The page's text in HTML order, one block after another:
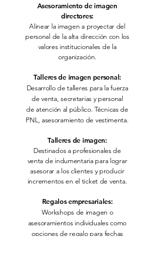
Asesoramiento de imagen
directores:
Alinear la imagen a proyectar del
personal de la alta dirección con los
valores institucionales de la
organización.
Talleres de imagen personal:
Desarrollo de talleres para la fuerza
de venta, secretarias y personal
de atención al público. Técnicas de
PNL, asesoramiento de vestimenta.
Talleres de imagen:
Destinados a profesionales de
venta de indumentaria para lograr
asesorar a los clientes y producir
incrementos en el ticket de venta.
Regalos empresariales:
Workshops de imagen o
asesoramientos individuales como
opciones de regalo para fechas